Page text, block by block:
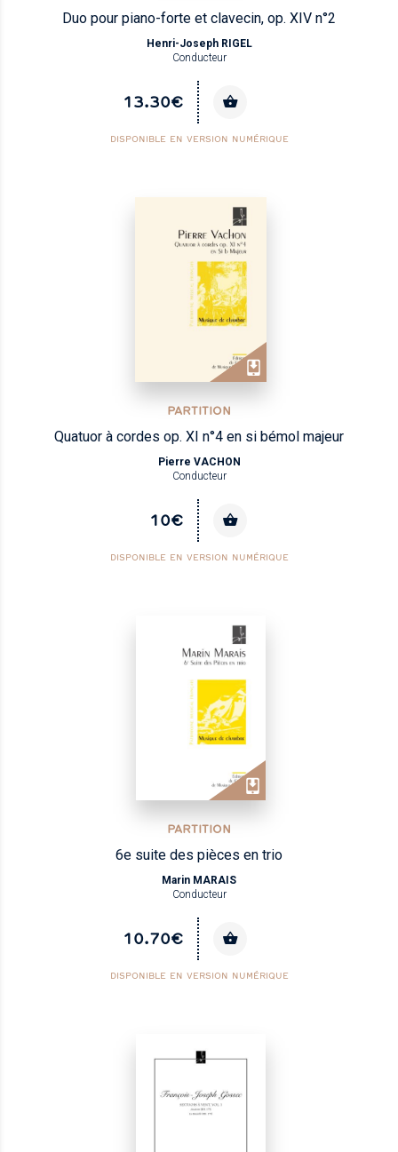
Duo pour piano-forte et clavecin, op. XIV n°2
Henri-Joseph RIGEL
Conducteur
13.30€
DISPONIBLE EN VERSION NUMÉRIQUE
PARTITION
Quatuor à cordes op. XI n°4 en si bémol majeur
Pierre VACHON
Conducteur
10€
DISPONIBLE EN VERSION NUMÉRIQUE
PARTITION
6e suite des pièces en trio
Marin MARAIS
Conducteur
10.70€
DISPONIBLE EN VERSION NUMÉRIQUE